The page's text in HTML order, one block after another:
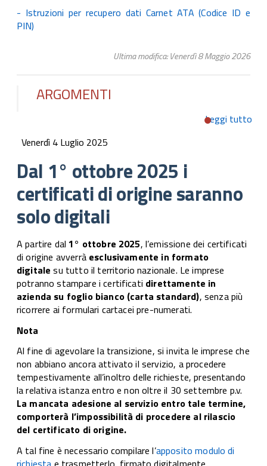
- Istruzioni per recupero dati Carnet ATA (Codice ID e
PIN)
Ultima modifica: Venerdì 8 Maggio 2026
ARGOMENTI
Leggi tutto
Venerdì 4 Luglio 2025
Dal 1° ottobre 2025 i
certificati di origine saranno
solo digitali
A partire dal1° ottobre 2025, l’emissione dei certificati
di origine avverrà esclusivamente in formato
digitale su tutto il territorio nazionale. Le imprese
potranno stampare i certificati direttamente in
azienda su foglio bianco (carta standard), senza più
ricorrere ai formulari cartacei pre-numerati.
Nota
Al fine di agevolare la transizione, si invita le imprese che
non abbiano ancora attivato il servizio, a procedere
tempestivamente all’inoltro delle richieste, presentando
la relativa istanza entro e non oltre il 30 settembre p.v.
La mancata adesione al servizio entro tale termine,
comporterà l’impossibilità di procedere al rilascio
del certificato di origine.
A tal fine è necessario compilare l’apposito modulo di